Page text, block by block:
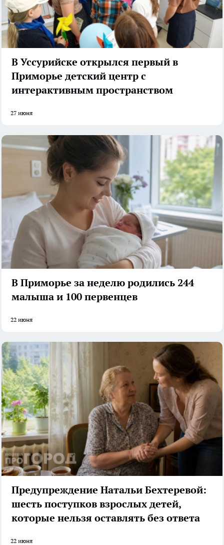
В Уссурийске открылся первый в
Приморье детский центр с
интерактивным пространством
27 июня
В Приморье за неделю родились 244
малыша и 100 первенцев
22 июня
Предупреждение Натальи Бехтеревой:
шесть поступков взрослых детей,
которые нельзя оставлять без ответа
22 июня